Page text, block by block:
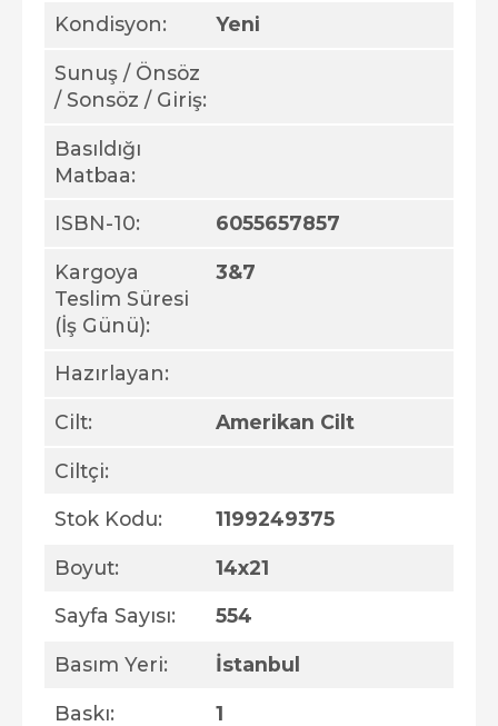
Kondisyon: Yeni
Sunuş / Önsöz
/ Sonsöz / Giriş:
Basıldığı
Matbaa:
ISBN-10: 6055657857
Kargoya
Teslim Süresi
(İş Günü):
3&7
Hazırlayan:
Cilt: Amerikan Cilt
Ciltçi:
Stok Kodu: 1199249375
Boyut: 14x21
Sayfa Sayısı: 554
Basım Yeri: İstanbul
Baskı: 1